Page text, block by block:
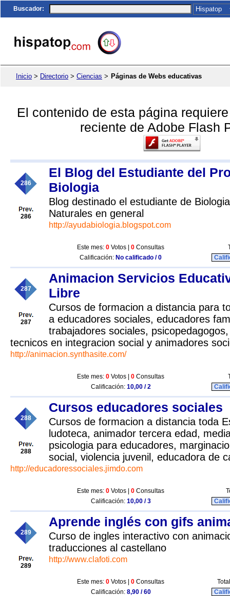
Buscador:
Inicio > Directorio > Ciencias > Páginas de Webs educativas
El contenido de esta página
reciente de Adobe Flash
286
286
El Blog del Estudiante del
Biologia
Blog destinado el estudiante de
Naturales en general
http://ayudabiologia.blogspot.com
Este mes: 0 Votos | 0 Consultas
Calificación: No calificado / 0
287
287
Animacion Servicios
Libre
Cursos de formacion a distancia para
a educadores sociales, educadores
trabajadores sociales,
tecnicos en integracion social y animadores
http://animacion.synthasite.com/
Este mes: 0 Votos | 0 Consultas
Calificación: 10,00 / 2
288
288
Cursos educadores sociales
Cursos de formacion a distancia toda
ludoteca, animador tercera edad,
psicologia para educadores,
social, violencia juvenil, educadora de
http://educadoressociales.jimdo.com
Este mes: 0 Votos | 0 Consultas
Calificación: 10,00 / 3
289
289
Aprende inglés con gifs
Curso de ingles interactivo con
traducciones al castellano
http://www.clafoti.com
Este mes: 0 Votos | 0 Consultas
Calificación: 8,90 / 60